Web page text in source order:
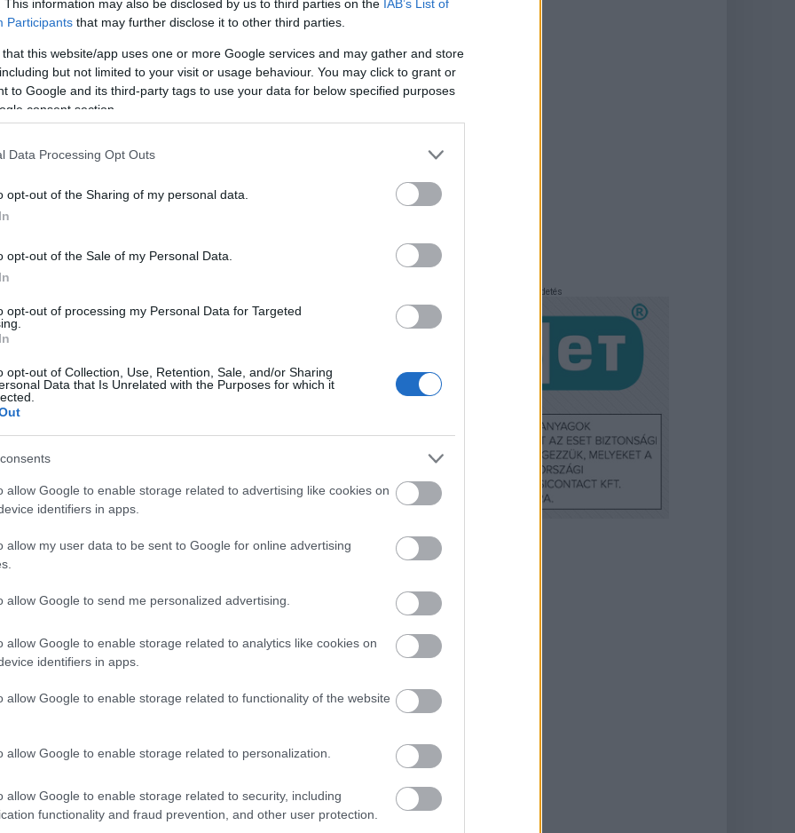
This information may also be disclosed by us to third parties on the IAB’s List of
Participants that may further disclose it to other third parties.
that this website/app uses one or more Google services and may gather and store
but not limited to your visit or usage behaviour. You may click to grant or
to Google and its third-party tags to use your data for below specified purposes
consent section.
Data Processing Opt Outs
opt-out of the Sharing of my personal data.
opt-out of the Sale of my Personal Data.
opt-out of processing my Personal Data for Targeted
opt-out of Collection, Use, Retention, Sale, and/or Sharing
Data that Is Unrelated with the Purposes for which it
allow Google to enable storage related to advertising like cookies on
identifiers in apps.
allow my user data to be sent to Google for online advertising
allow Google to send me personalized advertising.
allow Google to enable storage related to analytics like cookies on
identifiers in apps.
allow Google to enable storage related to functionality of the website
allow Google to enable storage related to personalization.
allow Google to enable storage related to security, including
functionality and fraud prevention, and other user protection.
miatt a hét közepén tartott nagyszabású razziát
reggel azonban az SPB Kft. ügyfélhívó
és gyártásával foglalkozó magyar vállalat
Kiss Ferenc , az SPB Kft. kereskedelmi igazgatója az
jogosulatlan használata miatt jártak náluk, mert
kötőjel nélküli változatára
Magyarországon, 2007 januárjától pedig az Európai
európai uniós bejegyzést megelőzően Quittenden
- kötőjel nélkül, és más grafikai megjelenéssel.
egyébként hálózati biztonsági szoftverekkel
hogy ötezer euró fejében ideiglenesen
az összeget visszakapja, ha a német vállalat
eladni.
tartotta, Quittenden azonban a braunschweigi
az SPB meghallgatása nélkül, azonnali hatállyal
termékek a CeBIT-ről való eltávolítását. A bírósági
hogy mindent elvisznek, amely a kérdéses logót
ugyanaz, jóllehet a képi megjelenítés és az írás
hogy a jogi vitáktól tartva cégük másik
a standon kiállított termékeket. A végrehajtó a
a kiszolgáló helységekből mindent elvittek, amin a
a standon dolgozók táskájába is belenyúltak. A
hogy állítólag még a kérdéses emblémával ellátott
dolgokat is elvittek a kiállító területről, amelyek a
pedig Németországon kívül bárhol jogosan
megtételéhez szükséges eszközöket keresi, de a
munkatársa,Juhász Imreaz MTI kérdésére
Hirdetés